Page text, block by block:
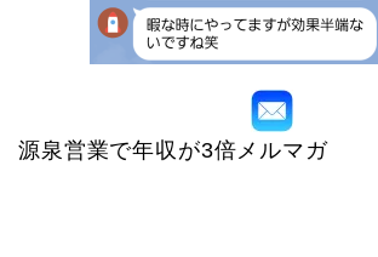
源泉営業で年収が3倍メルマガ